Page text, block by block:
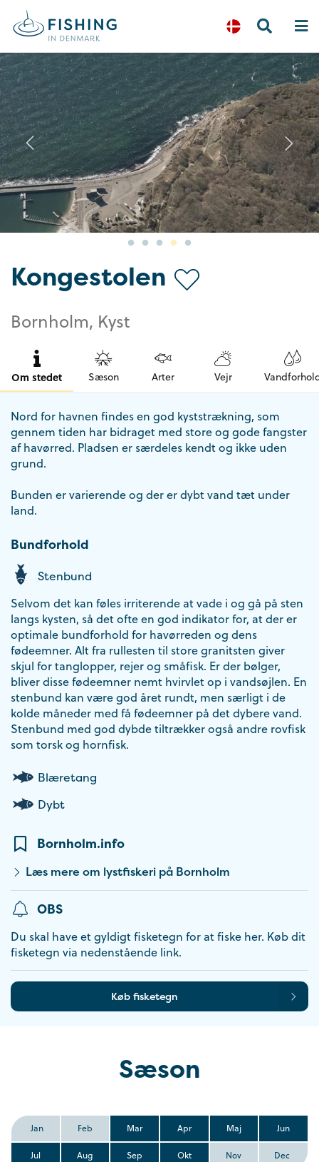
Previous
Kongestolen
Bornholm, Kyst
Om stedet Sæson Arter Vejr
Nord for havnen findes en god kyststrækning, som
gennem tiden har bidraget med store og gode fangster
af havørred. Pladsen er særdeles kendt og ikke uden
grund.
Bunden er varierende og der er dybt vand tæt under
land.
Bundforhold
Stenbund
Selvom det kan føles irriterende at vade i og gå på sten
langs kysten, så det ofte en god indikator for, at der er
optimale bundforhold for havørreden og dens
fødeemner. Alt fra rullesten til store granitsten giver
skjul for tanglopper, rejer og småfisk. Er der bølger,
bliver disse fødeemner nemt hvirvlet op i vandsøjlen. En
stenbund kan være god året rundt, men særligt i de
kolde måneder med få fødeemner på det dybere vand.
Stenbund med god dybde tiltrækker også andre rovfisk
som torsk og hornfisk.
Blæretang
Dybt
Bornholm.info
Læs mere om lystfiskeri på Bornholm
OBS
Du skal have et gyldigt fisketegn for at fiske her. Køb dit
fisketegn via nedenstående link.
Køb fisketegn
Sæson
Jan Feb Mar Apr Maj Jun
Jul Aug Sep Okt Nov Dec